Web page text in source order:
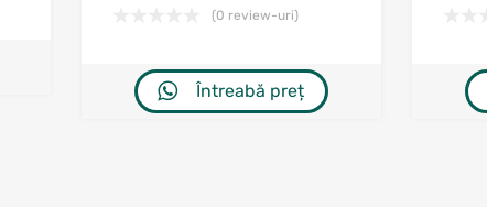
(0 review-uri)
Întreabă preț